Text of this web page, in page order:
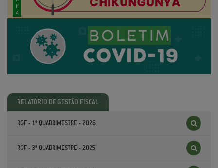
RELATÓRIO DE GESTÃO FISCAL
RGF - 1º QUADRIMESTRE - 2026
RGF - 3º QUADRIMESTRE - 2025